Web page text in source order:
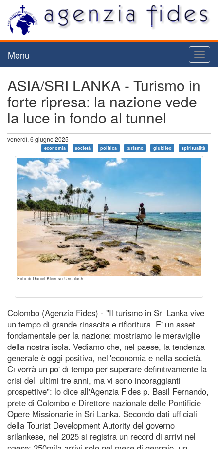
Menu
ASIA/SRI LANKA - Turismo in
forte ripresa: la nazione vede
la luce in fondo al tunnel
venerdì, 6 giugno 2025
economia società politica turismo giubileo spiritualità
Foto di Daniel Klein su Unsplash
Colombo (Agenzia Fides) - "Il turismo in Sri Lanka vive
un tempo di grande rinascita e rifioritura. E' un asset
fondamentale per la nazione: mostriamo le meraviglie
della nostra isola. Vediamo che, nel paese, la tendenza
generale è oggi positiva, nell'economia e nella società.
Ci vorrà un po' di tempo per superare definitivamente la
crisi deli ultimi tre anni, ma vi sono incoraggianti
prospettive": lo dice all'Agenzia Fides p. Basil Fernando,
prete di Colombo e Direttore nazionale delle Pontificie
Opere Missionarie in Sri Lanka. Secondo dati ufficiali
della Tourist Development Autority del governo
srilankese, nel 2025 si registra un record di arrivi nel